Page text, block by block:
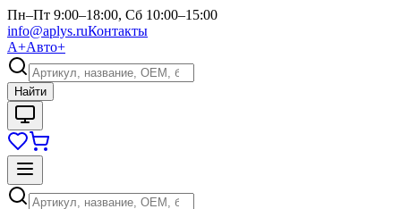
Пн–Пт 9:00–18:00, Сб 10:00–15:00
info@aplys.ruКонтакты
А+Авто+
Найти